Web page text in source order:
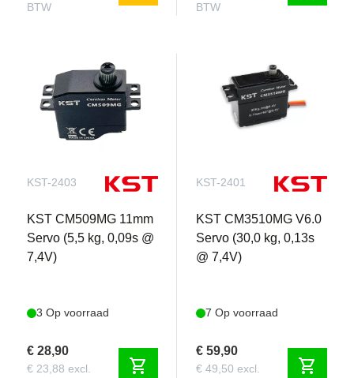
BTW
BTW
KST-2403
KST CM509MG 11mm
Servo (5,5 kg, 0,09s @
7,4V)
3 Op voorraad
€ 28,90
€ 23,88 excl.
shopping_cart
KST-2401
KST CM3510MG V6.0
Servo (30,0 kg, 0,13s
@ 7,4V)
7 Op voorraad
€ 59,90
€ 49,50 excl.
shopping_cart